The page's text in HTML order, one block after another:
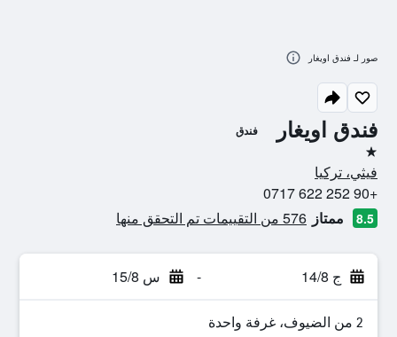
فندق اويغار فندق
نجمة واحدة
فيثي، تركيا
+90 252 622 0717
8.5 ممتاز 576 من التقييمات تم التحقق منها
ج 14/8 - س 15/8
2 من الضيوف، غرفة واحدة
صور لـ فندق اويغار